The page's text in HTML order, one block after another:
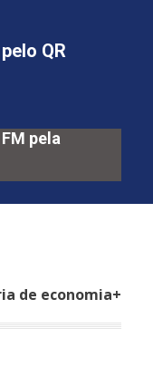
QR
pela
de economia+